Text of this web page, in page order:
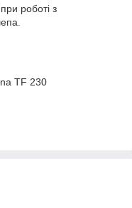
роботі з
TF 230